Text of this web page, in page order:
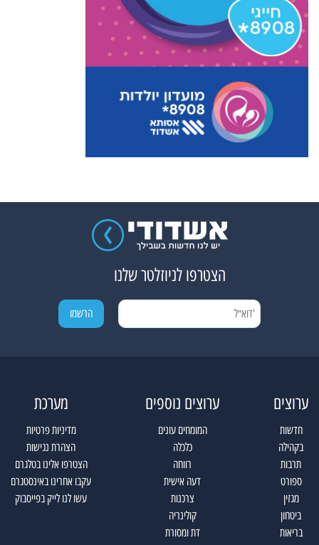
הצטרפו לניוזלטר שלנו
ערוצים
חדשות
בקהילה
תרבות
ספורט
מגזין
ביטחון
בריאות
ערוצים נוספים
המומחים עונים
כלכלה
רווחה
דעה אישית
צרכנות
קולינריה
דת ומסורת
מערכת
מדיניות פרטיות
הצהרת נגישות
הצטרפו אלינו בטלגרם
עקבו אחרינו באינסטגרם
עשו לנו לייק בפייסבוק